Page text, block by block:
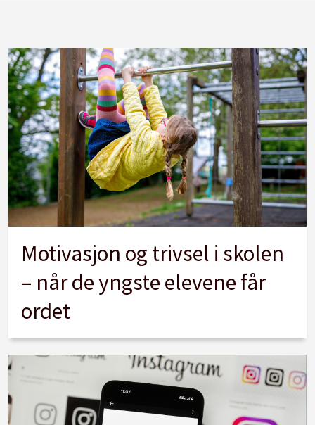
Motivasjon og trivsel i skolen
– når de yngste elevene får
ordet